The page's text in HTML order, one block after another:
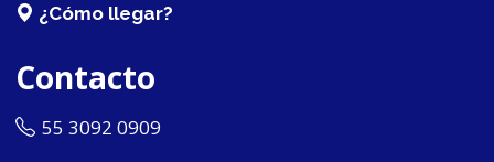
¿Cómo llegar?
Contacto
55 3092 0909